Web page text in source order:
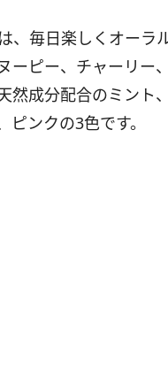
、毎日楽しくオーラ
ーピー、チャーリー
然成分配合のミント
ンクの3色です。